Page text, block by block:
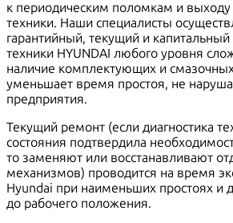
к периодическим поломкам и выходу
техники. Наши специалисты
гарантийный, текущий и
техники HYUNDAI любого уровня
наличие комплектующих и
уменьшает время простоя, не
предприятия.
Текущий ремонт (если диагностика
состояния подтвердила
то заменяют или восстанавливают
механизмов) проводится на время
Hyundai при наименьших простоях и
до рабочего положения.